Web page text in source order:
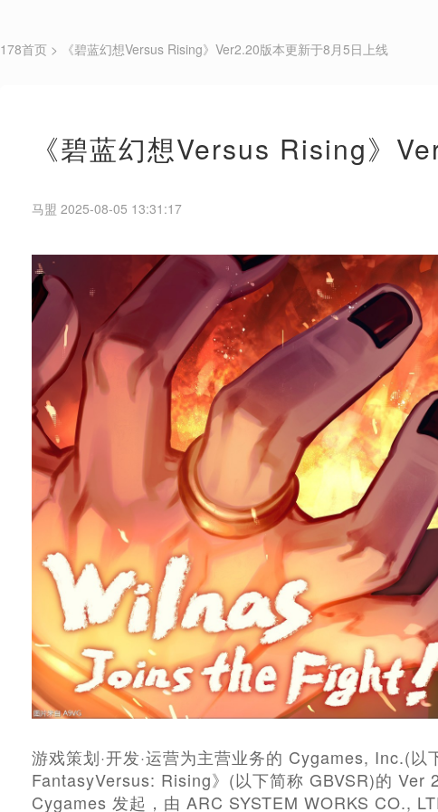
178首页 > 《碧蓝幻想Versus Rising》Ver2.20版本更新于8月5日上线
《碧蓝幻想Versus Rising》
马盟 2025-08-05 13:31:17
游戏策划·开发·运营为主营业务的 Cygames, Inc.(
FantasyVersus: Rising》(以下简称 GBVSR)的 Ver
Cygames 发起，由 ARC SYSTEM WORKS CO.,